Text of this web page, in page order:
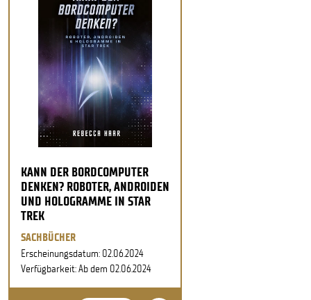
KANN DER BORDCOMPUTER
DENKEN? ROBOTER, ANDROIDEN
UND HOLOGRAMME IN STAR
TREK
SACHBÜCHER
Erscheinungsdatum: 02.06.2024
Verfügbarkeit: Ab dem 02.06.2024